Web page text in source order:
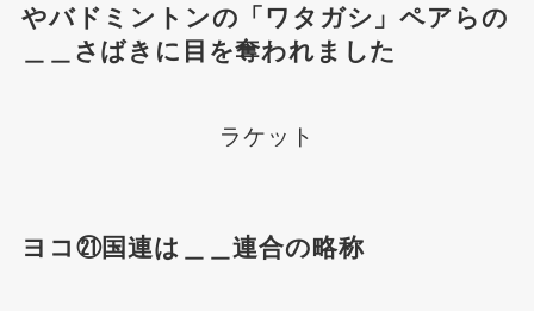
やバドミントンの「ワタガシ」ペアらの
＿＿さばきに目を奪われました
ラケット
ヨコ㉑国連は＿＿連合の略称